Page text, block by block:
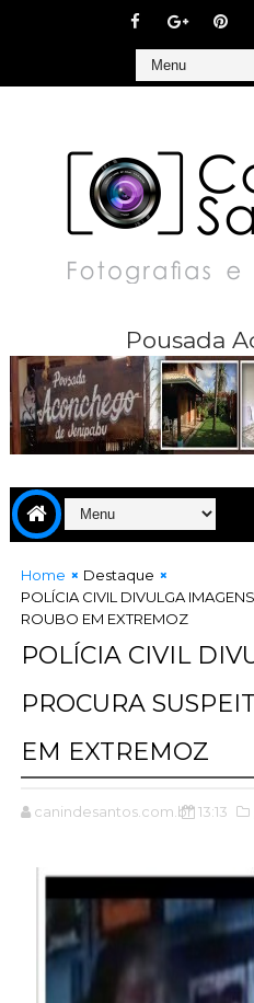
Pousada
Home
Destaque
POLÍCIA CIVIL DIVULGA
ROUBO EM EXTREMOZ
POLÍCIA CIVIL
PROCURA
EM EXTREMOZ
canindesantos.com.br 13:13